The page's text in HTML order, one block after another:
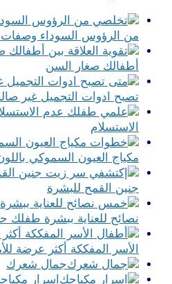
من الرؤوس السوداء
أطفالك صغار السن
تصبح ادوات التجميل غير
الاستسلام
مكياج العيون السموكي
جنين القمح للبشرة
نصائح للعناية ببشرة طفلك
الأسر المفككة أكثر عرضة
جمال شعرك
اسرار